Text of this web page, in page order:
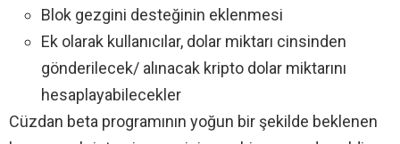
Blok gezgini desteğinin eklenmesi
Ek olarak kullanıcılar, dolar miktarı cinsinden
gönderilecek/ alınacak kripto dolar miktarını
hesaplayabilecekler
Cüzdan beta programının yoğun bir şekilde beklenen